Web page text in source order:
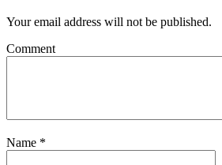
Your email address will not be published.
Comment
Name *